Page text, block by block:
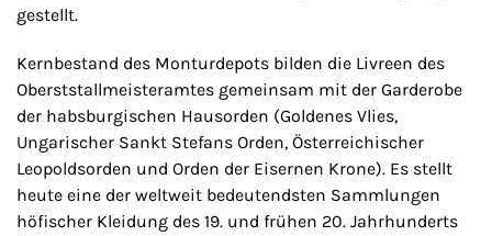
gestellt.
Kernbestand des Monturdepots bilden die Livreen des
Oberststallmeisteramtes gemeinsam mit der Garderobe
der habsburgischen Hausorden (Goldenes Vlies,
Ungarischer Sankt Stefans Orden, Österreichischer
Leopoldsorden und Orden der Eisernen Krone). Es stellt
heute eine der weltweit bedeutendsten Sammlungen
höfischer Kleidung des 19. und frühen 20. Jahrhunderts